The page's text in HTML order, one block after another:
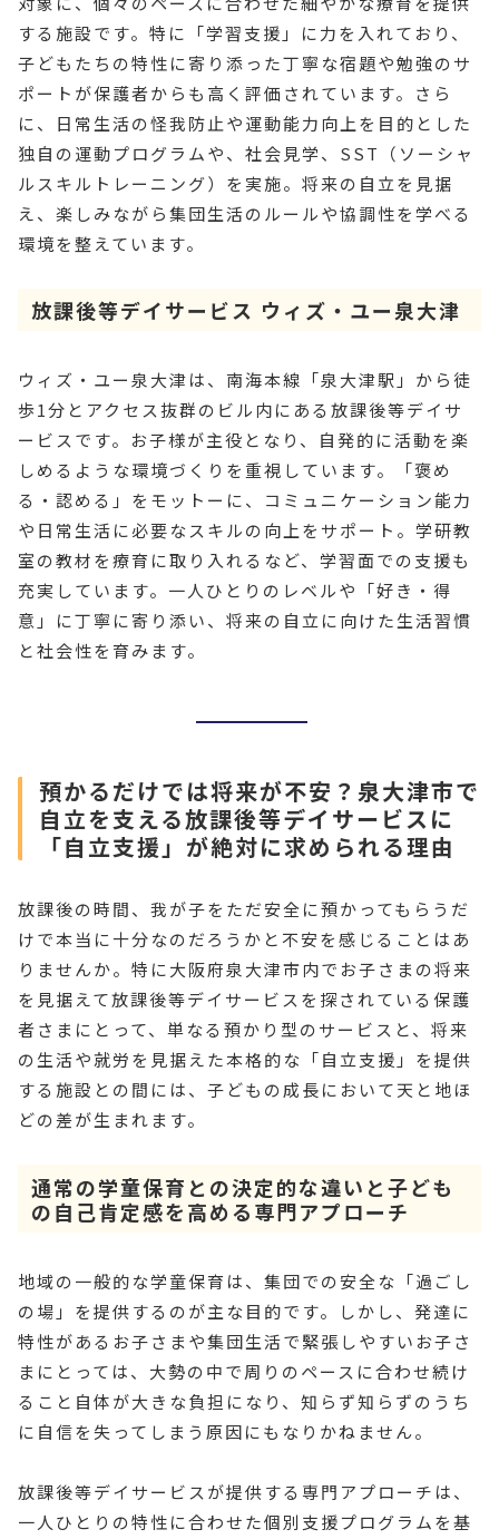
する施設です。特に「学習支援」に力を入れており、
子どもたちの特性に寄り添った丁寧な宿題や勉強のサ
ポートが保護者からも高く評価されています。さら
に、日常生活の怪我防止や運動能力向上を目的とした
独自の運動プログラムや、社会見学、SST（ソーシャ
ルスキルトレーニング）を実施。将来の自立を見据
え、楽しみながら集団生活のルールや協調性を学べる
環境を整えています。
放課後等デイサービス ウィズ・ユー泉大津
ウィズ・ユー泉大津は、南海本線「泉大津駅」から徒
歩1分とアクセス抜群のビル内にある放課後等デイサ
ービスです。お子様が主役となり、自発的に活動を楽
しめるような環境づくりを重視しています。「褒め
る・認める」をモットーに、コミュニケーション能力
や日常生活に必要なスキルの向上をサポート。学研教
室の教材を療育に取り入れるなど、学習面での支援も
充実しています。一人ひとりのレベルや「好き・得
意」に丁寧に寄り添い、将来の自立に向けた生活習慣
と社会性を育みます。
預かるだけでは将来が不安？泉大津市で
自立を支える放課後等デイサービスに
「自立支援」が絶対に求められる理由
放課後の時間、我が子をただ安全に預かってもらうだ
けで本当に十分なのだろうかと不安を感じることはあ
りませんか。特に大阪府泉大津市内でお子さまの将来
を見据えて放課後等デイサービスを探されている保護
者さまにとって、単なる預かり型のサービスと、将来
の生活や就労を見据えた本格的な「自立支援」を提供
する施設との間には、子どもの成長において天と地ほ
どの差が生まれます。
通常の学童保育との決定的な違いと子ども
の自己肯定感を高める専門アプローチ
地域の一般的な学童保育は、集団での安全な「過ごし
の場」を提供するのが主な目的です。しかし、発達に
特性があるお子さまや集団生活で緊張しやすいお子さ
まにとっては、大勢の中で周りのペースに合わせ続け
ること自体が大きな負担になり、知らず知らずのうち
に自信を失ってしまう原因にもなりかねません。
放課後等デイサービスが提供する専門アプローチは、
一人ひとりの特性に合わせた個別支援プログラムを基